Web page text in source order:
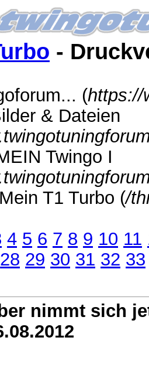
-
(https://
& Dateien
Twingo I
T1 Turbo (/
4 5 6 7 8 9 10 11
28 29 30 31 32 33
nimmt sich